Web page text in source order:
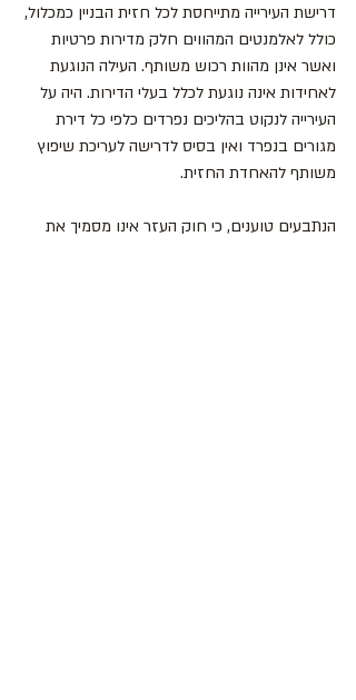
דרישת העירייה מתייחסת לכל חזית הבניין כמכלול,
כולל לאלמנטים המהווים חלק מדירות פרטיות
ואשר אינן מהוות רכוש משותף. העילה הנוגעת
לאחידות אינה נוגעת לכלל בעלי הדירות. היה על
העירייה לנקוט בהליכים נפרדים כלפי כל דירת
מגורים בנפרד ואין בסיס לדרישה לעריכת שיפוץ
משותף להאחדת החזית.
הנתבעים טוענים, כי חוק העזר אינו מסמיך את